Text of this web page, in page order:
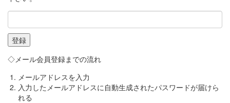
◇メール会員登録までの流れ
メールアドレスを入力
入力したメールアドレスに自動生成されたパスワードが届けら
れる